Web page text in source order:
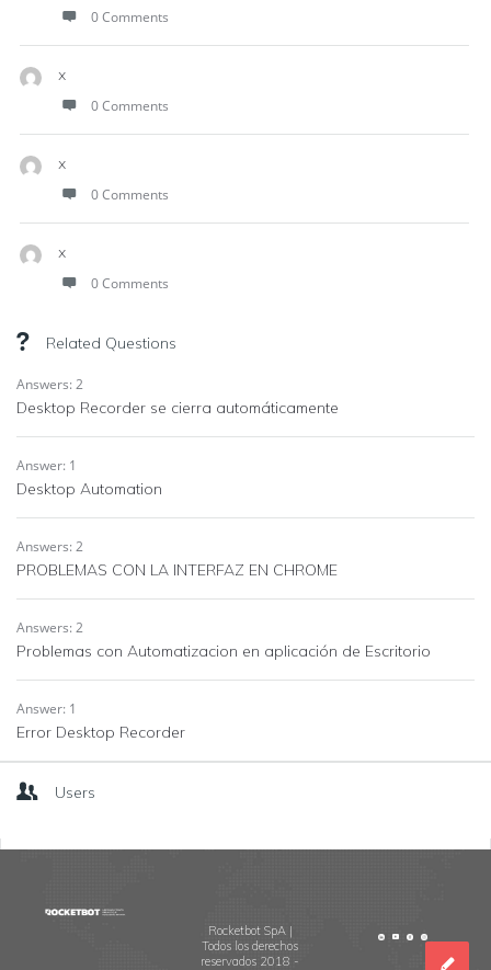
0 Comments
x
0 Comments
x
0 Comments
x
0 Comments
Related Questions
Answers: 2
Desktop Recorder se cierra automáticamente
Answer: 1
Desktop Automation
Answers: 2
PROBLEMAS CON LA INTERFAZ EN CHROME
Answers: 2
Problemas con Automatizacion en aplicación de Escritorio
Answer: 1
Error Desktop Recorder
Users
Footer
Rocketbot SpA |
Todos los derechos
reservados 2018 -